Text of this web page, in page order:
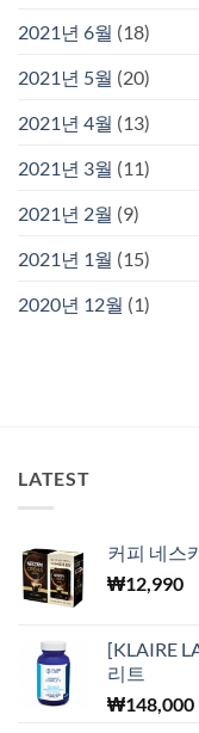
2021년 6월 (18)
2021년 5월 (20)
2021년 4월 (13)
2021년 3월 (11)
2021년 2월 (9)
2021년 1월 (15)
2020년 12월 (1)
LATEST
커피 네스
₩12,990
[KLAIRE
리트
₩148,000